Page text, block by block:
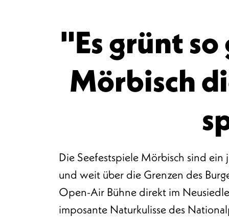
"Es grünt
Mörbisch
Die Seefestspiele Mörbisch sind
und weit über die Grenzen des
Open-Air Bühne direkt im
imposante Naturkulisse des